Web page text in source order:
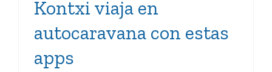
Kontxi viaja en
autocaravana con estas
apps